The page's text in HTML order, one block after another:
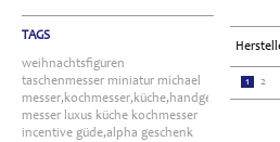
TAGS
weihnachtsfiguren
taschenmesser miniatur michael
messer,kochmesser,küche,handgefertigt
messer luxus küche kochmesser
incentive güde,alpha geschenk
1 2